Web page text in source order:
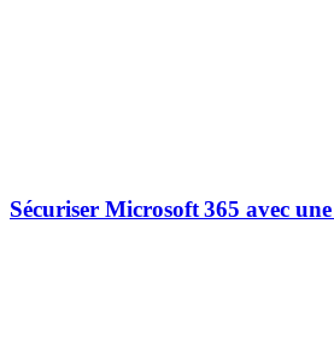
Sécuriser Microsoft 365 avec